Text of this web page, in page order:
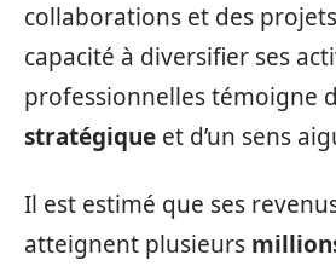
collaborations et des
capacité à diversifier ses
professionnelles témoigne
stratégique et d’un sens
Il est estimé que ses
atteignent plusieurs